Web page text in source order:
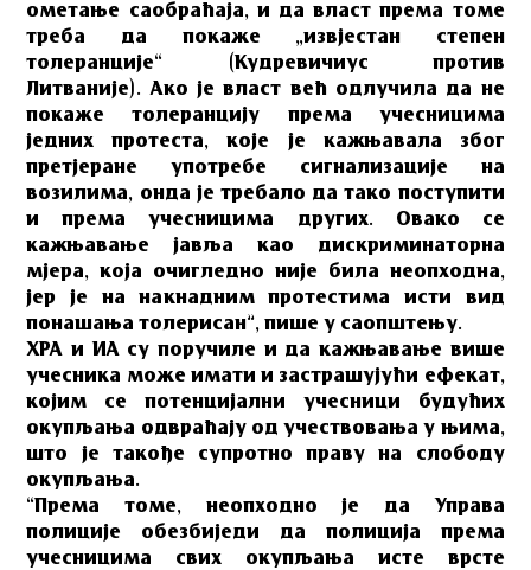
ометање саобраћаја, и да власт према томе
треба да покаже „извјестан степен
толеранције“ (Кудревичиус против
Литваније). Ако је власт већ одлучила да не
покаже толеранцију према учесницима
једних протеста, које је кажњавала због
претјеране употребе сигнализације на
возилима, онда је требало да тако поступити
и према учесницима других. Овако се
кажњавање јавља као дискриминаторна
мјера, која очигледно није била неопходна,
јер је на накнадним протестима исти вид
понашања толерисан”, пише у саопштењу.
ХРА и ИА су поручиле и да кажњавање више
учесника може имати и застрашујући ефекат,
којим се потенцијални учесници будућих
окупљања одвраћају од учествовања у њима,
што је такође супротно праву на слободу
окупљања.
“Према томе, неопходно је да Управа
полиције обезбиједи да полиција према
учесницима свих окупљања исте врсте